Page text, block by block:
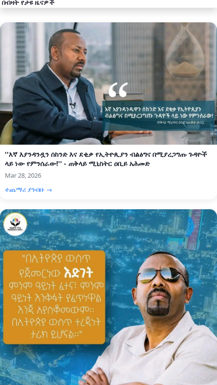
በብዛት የታዩ ዜናዎች
''እኛ እያንዳንዷን ሰከንድ እና ደቂቃ የኢትዮጲያን ብልፅግና በሚያረጋግጡ ጉዳዮች
ላይ ነው የምንሰራው!'' - ጠቅላይ ሚኒስትር ዐቢይ አሕመድ
Mar 28, 2026
ተጨማሪ ያንብቡ →